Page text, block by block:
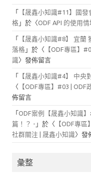
「 【晟鑫小知識#11】國
格 」於〈ODF API 的使用
「 【晟鑫小知識#8】 宜蘭
落格 」於〈 【ODF專區】
識〉發佈留言
「 【晟鑫小知識#4】 中央
〈 【ODF專區】#03 |
佈留言
「ODF案例【晟鑫小知識
篇！？ - 」於〈 【ODF專
社群關注 | 晟鑫小知識〉發
彙整